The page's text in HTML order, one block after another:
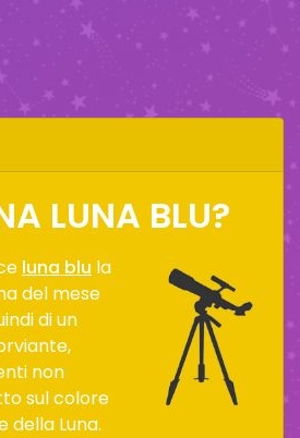
LUNA BLU?
luna blu la
del mese
di un
non
sul colore
della Luna.